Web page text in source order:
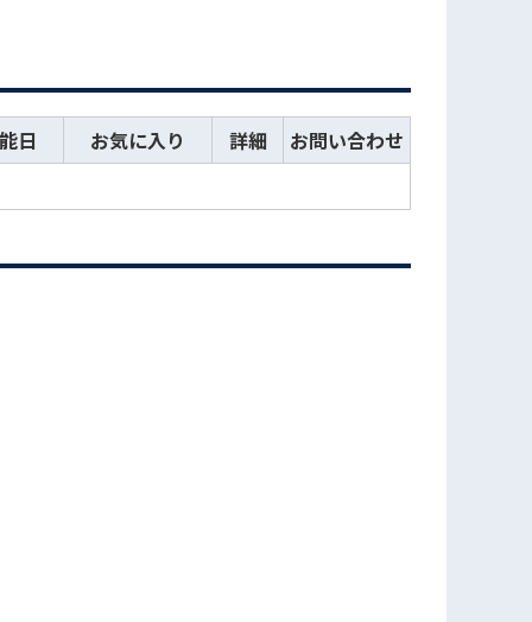
日 お気に入り 詳細
お問い合わせ